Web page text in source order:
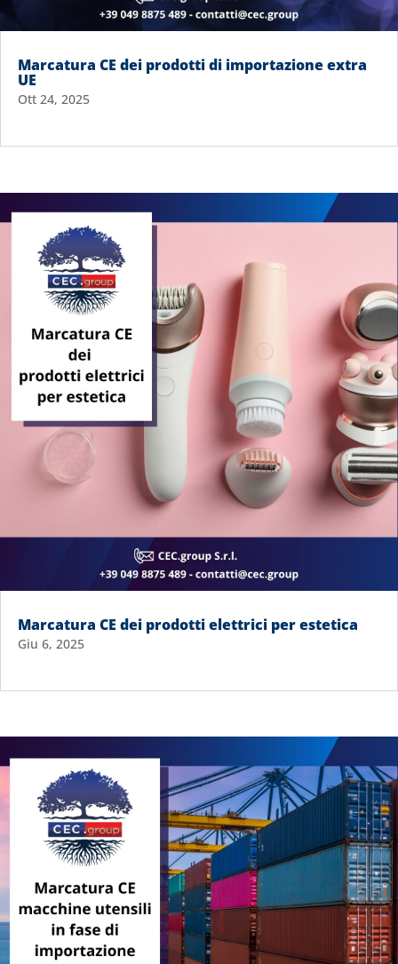
Marcatura CE dei prodotti di importazione extra
UE
Ott 24, 2025
Marcatura CE dei prodotti elettrici per estetica
Giu 6, 2025